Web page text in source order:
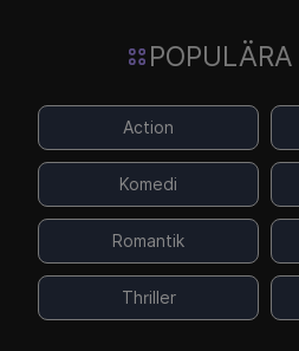
POPULÄRA
Action
Komedi
Romantik
Thriller